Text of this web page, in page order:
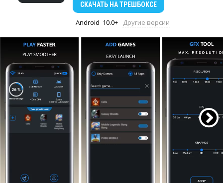
СКАЧАТЬ НА ТРЕШБОКСЕ
Android 10.0+ Другие версии